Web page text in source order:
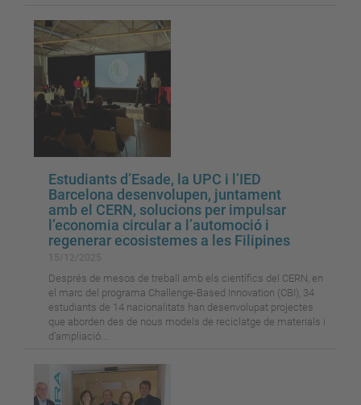
Estudiants d’Esade, la UPC i l’IED
Barcelona desenvolupen, juntament
amb el CERN, solucions per impulsar
l’economia circular a l’automoció i
regenerar ecosistemes a les Filipines
Després de mesos de treball amb els científics del CERN, en
el marc del programa Challenge-Based Innovation (CBI), 34
estudiants de 14 nacionalitats han desenvolupat projectes
que aborden des de nous models de reciclatge de materials i
d’ampliació...